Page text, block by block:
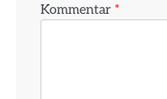
Kommentar *